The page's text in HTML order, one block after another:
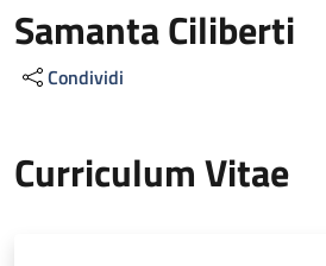
Samanta Ciliberti
Condividi
Curriculum Vitae